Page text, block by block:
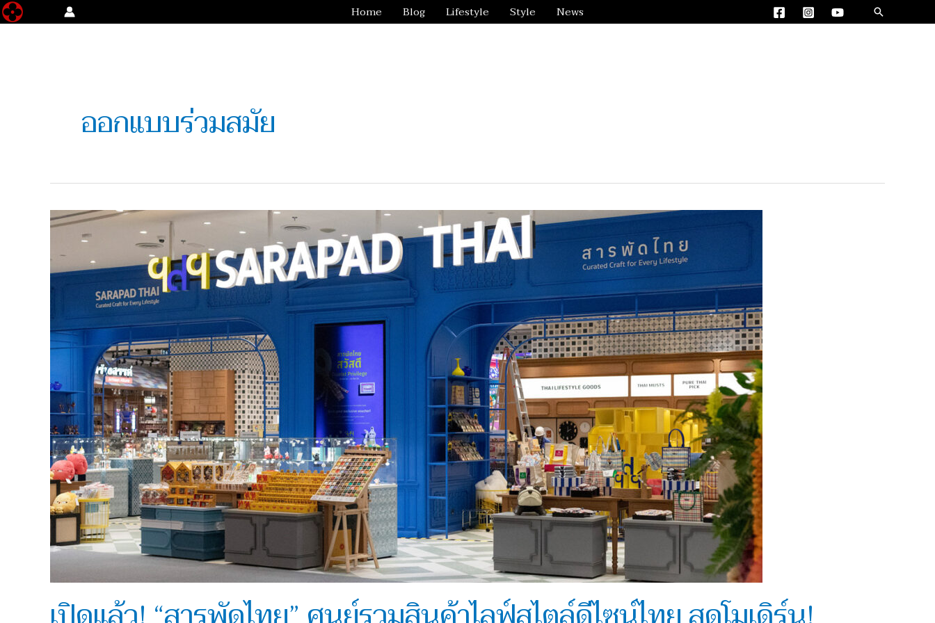
Skip
to
Home Blog Lifestyle Style News Search
ออกแบบร่วมสมัย
เปิด
“สารพัด
ไทย”
ศูนย์
สินค้า
ไลฟ์
ดีไซน์
ไทย
สุด
โม
เดิร์น!